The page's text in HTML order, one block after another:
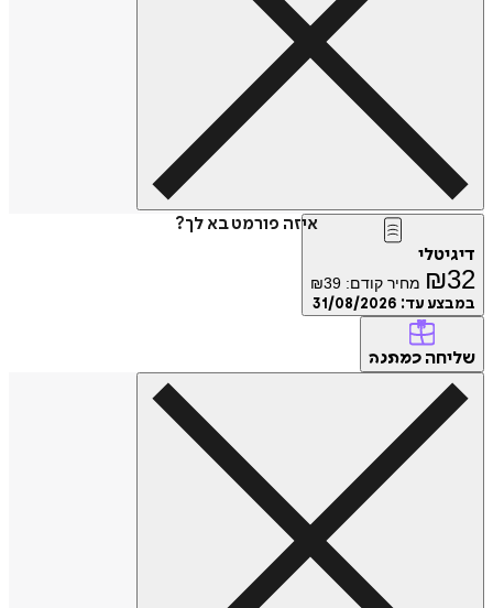
איזה פורמט בא לך?
דיגיטלי
₪32 מחיר קודם: ₪39
במבצע עד: 31/08/2026
שליחה כמתנה